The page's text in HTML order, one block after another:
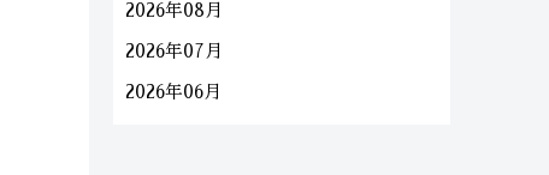
2026年08月
2026年07月
2026年06月